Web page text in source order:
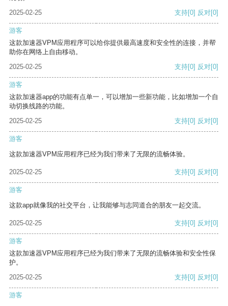
2025-02-25
支持[0] 反对[0]
游客
这款加速器VPM应用程序可以给你提供最高速度和安全性的连接，并帮
助你在网络上自由移动。
2025-02-25
支持[0] 反对[0]
游客
这款加速器app的功能有点单一，可以增加一些新功能，比如增加一个自
动切换线路的功能。
2025-02-25
支持[0] 反对[0]
游客
这款加速器VPM应用程序已经为我们带来了无限的流畅体验。
2025-02-25 支持[0] 反对[0]
游客
这款app就像我的社交平台，让我能够与志同道合的朋友一起交流。
2025-02-25 支持[0] 反对[0]
游客
这款加速器VPM应用程序已经为我们带来了无限的流畅体验和安全性保
护。
2025-02-25
支持[0] 反对[0]
游客